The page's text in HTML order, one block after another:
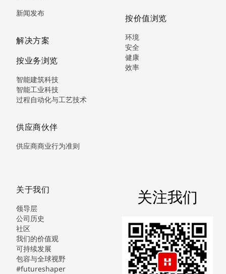
新闻发布
解决方案
按业务浏览
智能建筑科技
智能工业科技
过程自动化与工艺技术
供应商伙伴
供应商商业行为准则
按价值浏览
环境
安全
健康
效率
关于我们
领导层
公司历史
社区
我们的价值观
可持续发展
包容与全球视野
#futureshaper
关注我们